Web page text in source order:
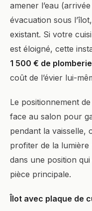
amener l’eau
évacuation sous
existant. Si votre
est éloigné, cette
1 500 € de
coût de l’évier lui-
Le positionnement
face au salon pour
pendant la vaisselle,
profiter de la
dans une position
pièce principale.
Îlot avec plaque de